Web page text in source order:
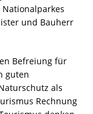
und Bauherr
Befreiung für
guten
als
Rechnung